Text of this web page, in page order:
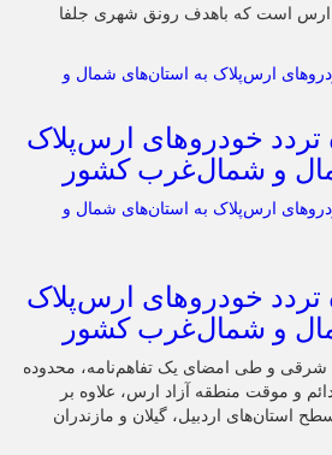
ارس است که باهدف رونق شهری جلفا
تردد خودروهای ارس‌پلاک
و شمال‌غرب کشور
تردد خودروهای ارس‌پلاک
و شمال‌غرب کشور
شرقی و طی امضای یک تفاهم‌نامه، محدوده
و موقت منطقه آزاد ارس، علاوه بر
استان‌های اردبیل، گیلان و مازندران